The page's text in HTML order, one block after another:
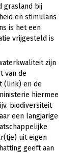
grasland bij
en stimulans
is het een
vrijgesteld is
zijn
van de
(link) en de
hiermee
biodiversiteit
een langjarige
uit eigen
geeft aan